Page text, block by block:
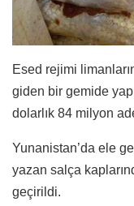
Esed rejimi
giden bir gemide
dolarlık 84 milyon
Yunanistan’da ele
yazan salça
geçirildi.